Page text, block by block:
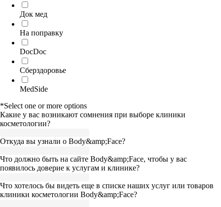
Док мед
На поправку
DocDoc
Cберздоровье
MedSide
*Select one or more options
Какие у вас возникают сомнения при выборе клиники
косметологии?
Откуда вы узнали о Body&amp;Face?
Что должно быть на сайте Body&amp;Face, чтобы у вас
появилось доверие к услугам и клинике?
Что хотелось бы видеть еще в списке наших услуг или товаров
клиники косметологии Body&amp;Face?